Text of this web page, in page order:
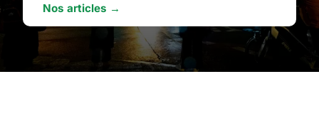
Nos articles →